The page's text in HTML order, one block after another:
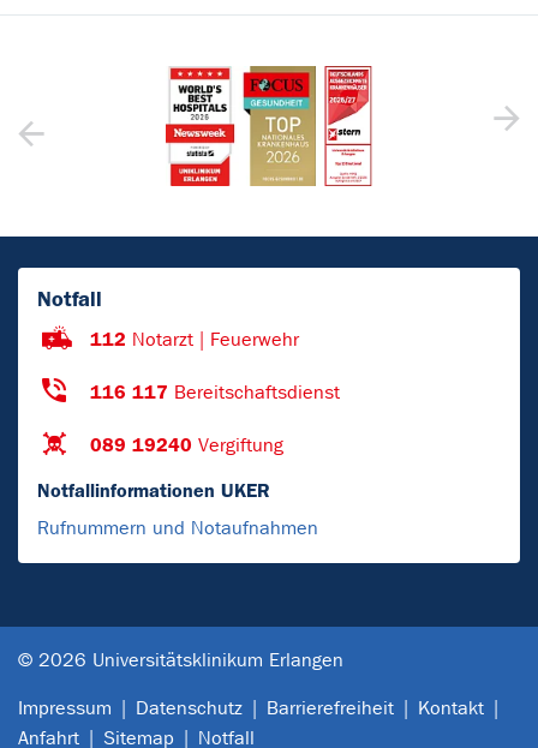
Notfall
112 Notarzt | Feuerwehr
116 117 Bereitschaftsdienst
089 19240 Vergiftung
Notfallinformationen UKER
Rufnummern und Notaufnahmen
© 2026 Universitätsklinikum Erlangen
Impressum Datenschutz Barrierefreiheit
Kontakt
Anfahrt
Sitemap Notfall